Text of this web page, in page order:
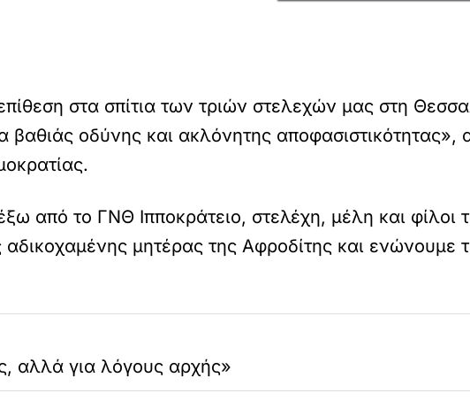
στα σπίτια των τριών στελεχών μας στη
βαθιάς οδύνης και ακλόνητης
από το ΓΝΘ Ιπποκράτειο, στελέχη, μέλη και φίλοι
μητέρας της Αφροδίτης και ενώνουμε
αλλά για λόγους αρχής»